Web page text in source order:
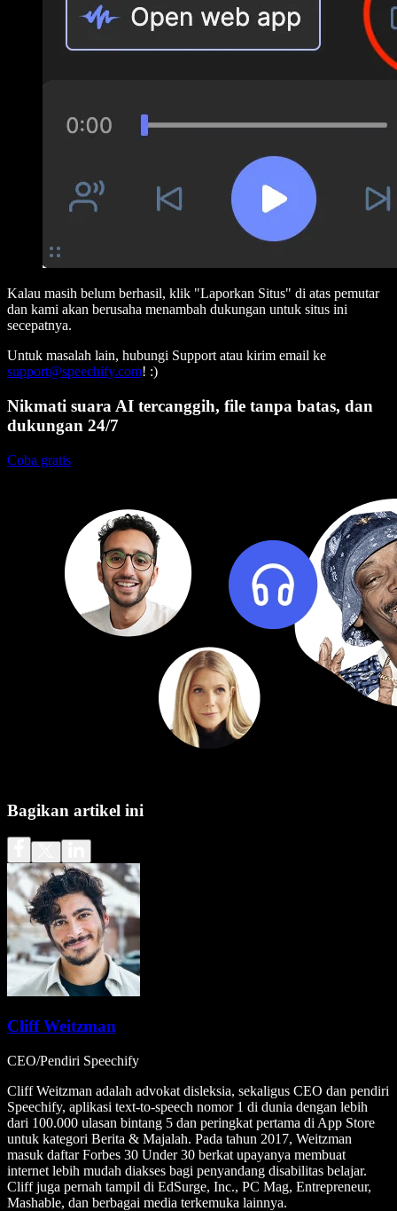
Kalau masih belum berhasil, klik "Laporkan Situs" di atas pemutar
dan kami akan berusaha menambah dukungan untuk situs ini
secepatnya.
Untuk masalah lain, hubungi Support atau kirim email ke
support@speechify.com! :)
Nikmati suara AI tercanggih, file tanpa batas, dan
dukungan 24/7
Coba gratis
Bagikan artikel ini
Cliff Weitzman
CEO/Pendiri Speechify
Cliff Weitzman adalah advokat disleksia, sekaligus CEO dan pendiri
Speechify, aplikasi text-to-speech nomor 1 di dunia dengan lebih
dari 100.000 ulasan bintang 5 dan peringkat pertama di App Store
untuk kategori Berita & Majalah. Pada tahun 2017, Weitzman
masuk daftar Forbes 30 Under 30 berkat upayanya membuat
internet lebih mudah diakses bagi penyandang disabilitas belajar.
Cliff juga pernah tampil di EdSurge, Inc., PC Mag, Entrepreneur,
Mashable, dan berbagai media terkemuka lainnya.